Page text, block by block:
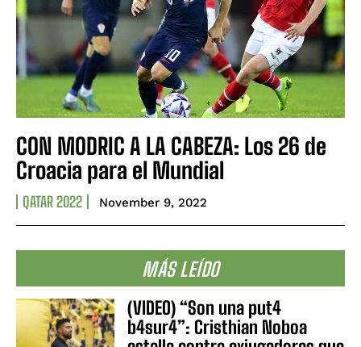
CON MODRIC A LA CABEZA: Los 26 de
Croacia para el Mundial
QATAR 2022 November 9, 2022
MÁS LEÍDO
(VIDEO) “Son una put4
b4sur4”: Cristhian Noboa